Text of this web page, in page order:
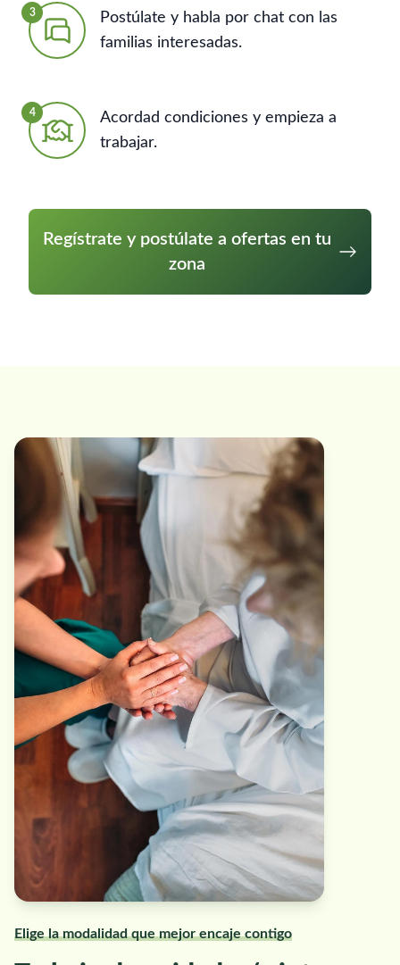
3
Postúlate y habla por chat con las
familias interesadas.
4
Acordad condiciones y empieza a
trabajar.
Regístrate y postúlate a ofertas en tu
zona
Elige la modalidad que mejor encaje contigo